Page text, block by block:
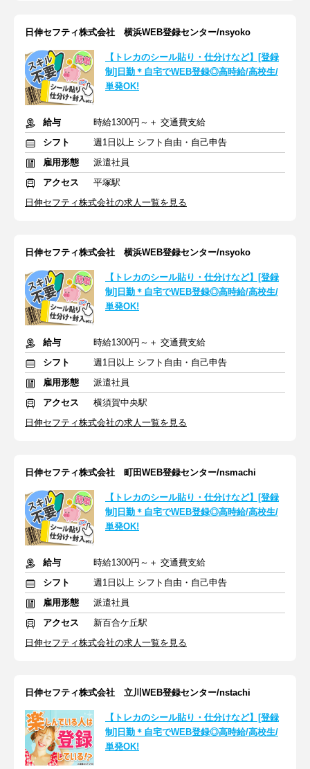
日伸セフティ株式会社 横浜WEB登録センター/nsyoko
【トレカのシール貼り・仕分けなど】[登録
制]日勤＊自宅でWEB登録◎高時給/高校生/
単発OK!
給与
時給1300円～＋ 交通費支給
シフト
週1日以上 シフト自由・自己申告
雇用形態
派遣社員
アクセス
平塚駅
日伸セフティ株式会社の求人一覧を見る
日伸セフティ株式会社 横浜WEB登録センター/nsyoko
【トレカのシール貼り・仕分けなど】[登録
制]日勤＊自宅でWEB登録◎高時給/高校生/
単発OK!
給与
時給1300円～＋ 交通費支給
シフト
週1日以上 シフト自由・自己申告
雇用形態
派遣社員
アクセス
横須賀中央駅
日伸セフティ株式会社の求人一覧を見る
日伸セフティ株式会社 町田WEB登録センター/nsmachi
【トレカのシール貼り・仕分けなど】[登録
制]日勤＊自宅でWEB登録◎高時給/高校生/
単発OK!
給与
時給1300円～＋ 交通費支給
シフト
週1日以上 シフト自由・自己申告
雇用形態
派遣社員
アクセス
新百合ケ丘駅
日伸セフティ株式会社の求人一覧を見る
日伸セフティ株式会社 立川WEB登録センター/nstachi
【トレカのシール貼り・仕分けなど】[登録
制]日勤＊自宅でWEB登録◎高時給/高校生/
単発OK!